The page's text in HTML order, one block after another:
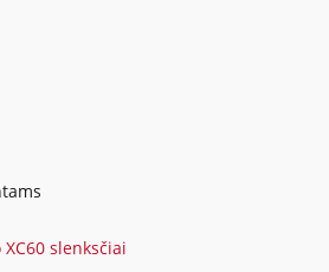
XC60 slenksčiai